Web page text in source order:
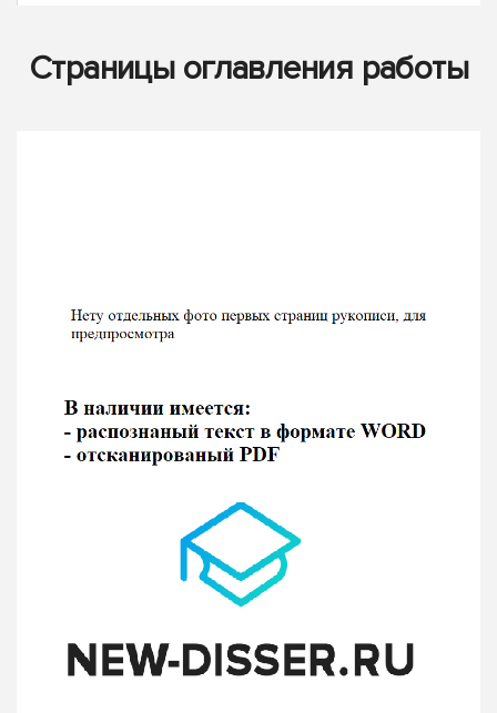
Страницы оглавления работы